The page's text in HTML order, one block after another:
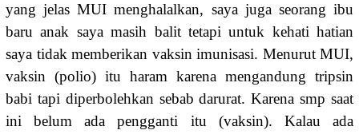
yang jelas MUI menghalalkan, saya juga seorang ibu
baru anak saya masih balit tetapi untuk kehati hatian
saya tidak memberikan vaksin imunisasi. Menurut MUI,
vaksin (polio) itu haram karena mengandung tripsin
babi tapi diperbolehkan sebab darurat. Karena smp saat
ini belum ada pengganti itu (vaksin). Kalau ada